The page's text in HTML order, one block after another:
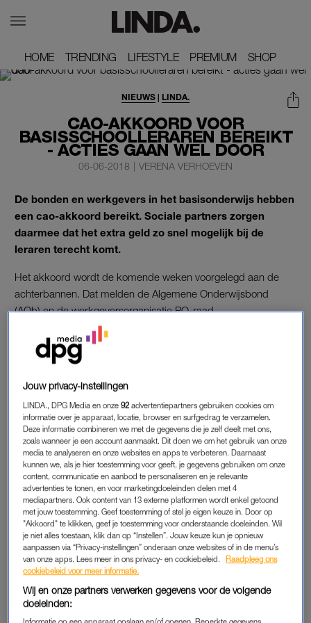
HOME
HOME TRENDING
TRENDING LIFESTYLE
LIFESTYLE PREMIUM
PREMIUM SHOP
SHOP
CAO-AKKOORD VOOR
BASISSCHOOLLERAREN BEREIKT
- ACTIES GAAN WEL DOOR
NIEUWS | LINDA.
06-06-2018 | VERENA VERHOEVEN
De bonden en werkgevers in het basisonderwijs hebben
een cao-akkoord bereikt. Sociale partners zorgen
daarmee dat het extra geld zo snel mogelijk bij de
leraren terecht komt.
Het akkoord wordt de komende weken voorgelegd aan de
achterbannen. Dat melden de Algemene Onderwijsbond
(AOb) en de werkgeversorganisatie PO-raad.
Duizenden basisschoolleraren onderbetaald ondanks
AKKOORD
Onder druk van de acties is 270 miljoen euro extra
beschikbaar gesteld voor de salarissen van leraren. Hierdoor
krijgen de leerkrachten 2,5 procent salarisverhoging per 1
september 2018. Ook krijgen zij in oktober een eenmalige
uitkering van 42 procent van hun maandsalaris, medewerkers
krijgen eenmalig 750 euro.
ACTIES
Ondanks deze loonstijging zijn de acties in het basisonderwijs
nog niet voorbij. Op 12 september is de eerstvolgende. De cao
Jouw privacy-instellingen
LINDA., DPG Media en onze92 advertentiepartners gebruiken cookies om
informatie over je apparaat, locatie, browser en surfgedrag te verzamelen.
Deze informatie combineren we met de gegevens die je zelf deelt met ons,
zoals wanneer je een account aanmaakt. Dit doen we om het gebruik van onze
media te analyseren en onze websites en apps te verbeteren. Daarnaast
kunnen we, als je hier toestemming voor geeft, je gegevens gebruiken om onze
content, communicatie en aanbod te personaliseren en je relevante
advertenties te tonen, en voor marketingdoeleinden delen met 4
mediapartners. Ook content van 13 externe platformen wordt enkel getoond
met jouw toestemming. Geef toestemming of stel je eigen keuze in. Door op
"Akkoord" te klikken, geef je toestemming voor onderstaande doeleinden. Wil
je niet alles toestaan, klik dan op “Instellen”. Jouw keuze kun je opnieuw
aanpassen via “Privacy-instellingen” onderaan onze websites of in de menu’s
van onze apps. Lees meer in ons privacy- en cookiebeleid.
Raadpleeg ons
cookiebeleid voor meer informatie.
Wij en onze partners verwerken gegevens voor de volgende
doeleinden: